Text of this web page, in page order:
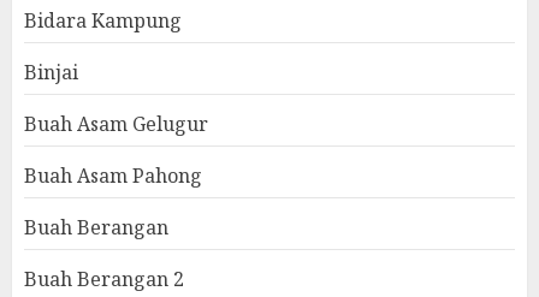
Bidara Kampung
Binjai
Buah Asam Gelugur
Buah Asam Pahong
Buah Berangan
Buah Berangan 2